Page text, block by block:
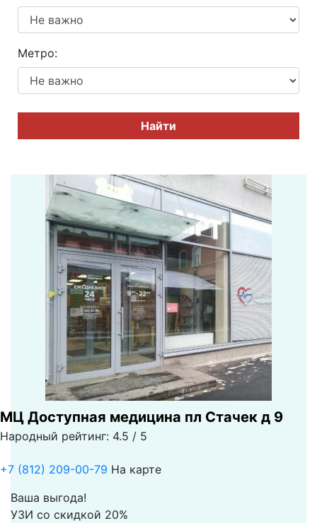
Метро:
Найти
МЦ Доступная медицина пл Стачек д 9
Народный рейтинг: 4.5 / 5
+7 (812) 209-00-79 На карте
Ваша выгода!
УЗИ со скидкой 20%